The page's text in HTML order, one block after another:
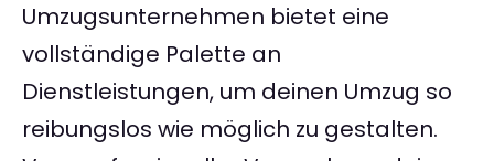
Umzugsunternehmen bietet eine
vollständige Palette an
Dienstleistungen, um deinen Umzug so
reibungslos wie möglich zu gestalten.